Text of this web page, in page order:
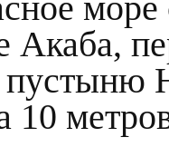
Акаба,
10